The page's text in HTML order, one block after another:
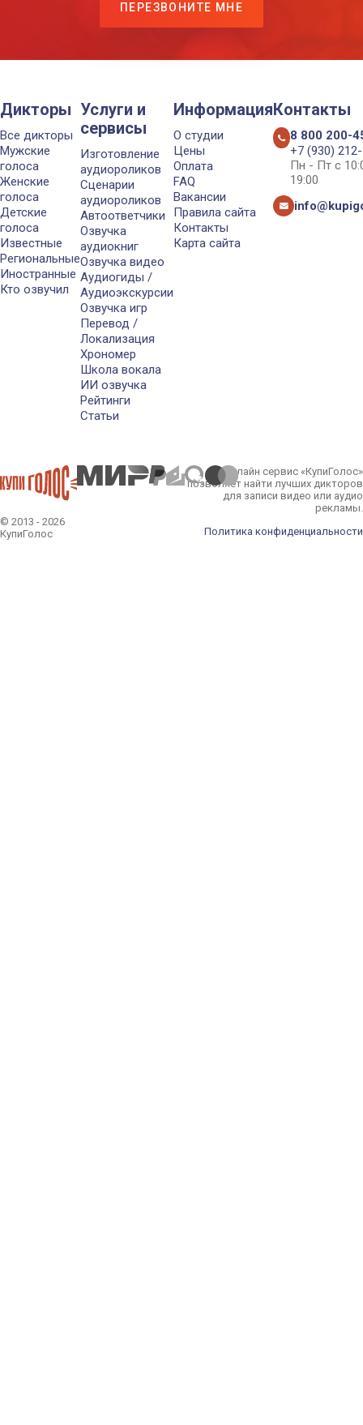
ПЕРЕЗВОНИТЕ МНЕ
Дикторы
Все дикторы
Мужские
голоса
Женские
голоса
Детские
голоса
Известные
Региональные
Иностранные
Кто озвучил
Услуги и
сервисы
Изготовление
аудиороликов
Сценарии
аудиороликов
Автоответчики
Озвучка
аудиокниг
Озвучка видео
Аудиогиды /
Аудиоэкскурсии
Озвучка игр
Перевод /
Локализация
Хрономер
Школа вокала
ИИ озвучка
Рейтинги
Статьи
Информация
О студии
Цены
Оплата
FAQ
Вакансии
Правила сайта
Контакты
Карта сайта
Контакты
8 800 200-
+7 (930)
Пн - Пт с
19:00
© 2013 - 2026
КупиГолос
Онлайн сервис «КупиГолос»
позволяет найти лучших дикторов
для записи видео или аудио
рекламы.
Политика конфиденциальности